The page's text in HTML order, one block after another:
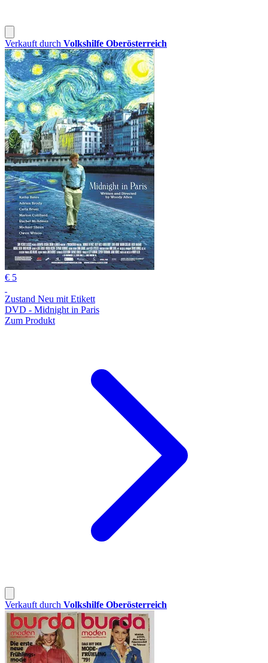
Verkauft durch Volkshilfe Oberösterreich
€ 5
Zustand Neu mit Etikett
DVD - Midnight in Paris
Zum Produkt
Verkauft durch Volkshilfe Oberösterreich